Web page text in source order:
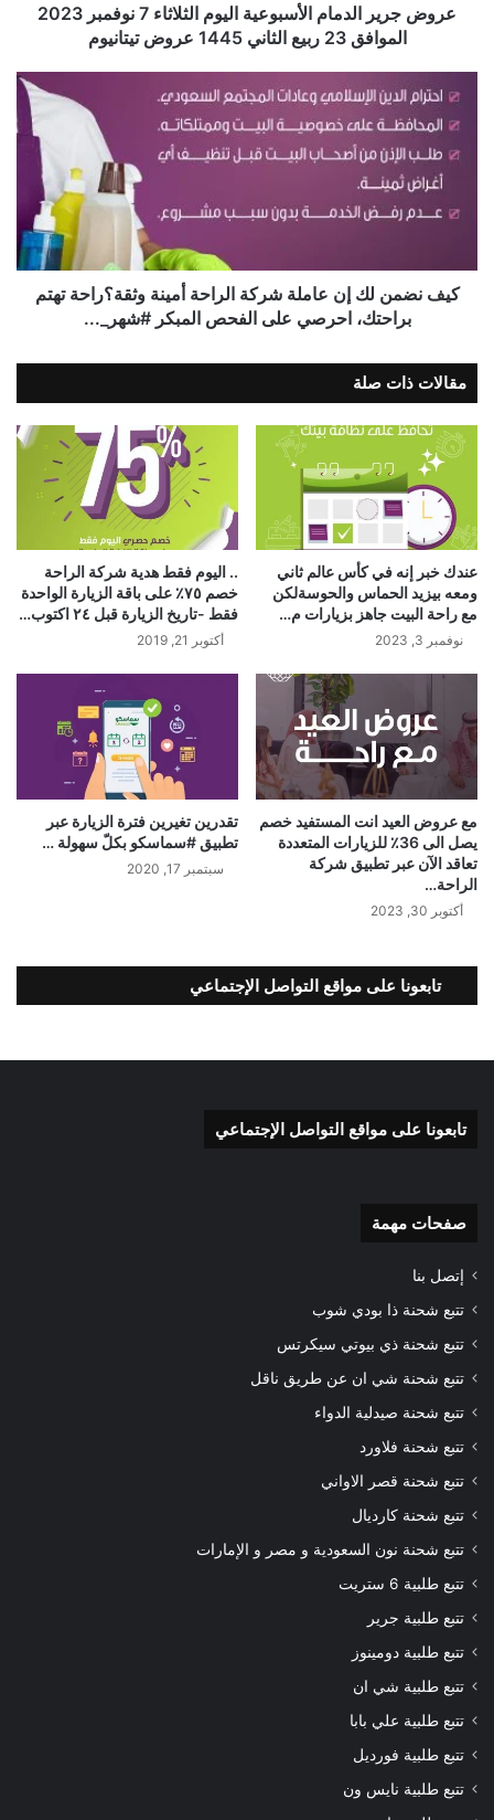
عروض جرير الدمام الأسبوعية اليوم الثلاثاء 7 نوفمبر 2023
الموافق 23 ربيع الثاني 1445 عروض تيتانيوم
كيف نضمن لك إن عاملة شركة الراحة أمينة وثقة؟راحة تهتم
براحتك، احرصي على الفحص المبكر #شهر_...
مقالات ذات صلة
عندك خبر إنه في كأس عالم ثاني
ومعه بيزيد الحماس والحوسةلكن
مع راحة البيت جاهز بزيارات م…
نوفمبر 3, 2023
.. اليوم فقط هدية شركة الراحة
خصم ٧٥٪ على باقة الزيارة الواحدة
فقط -تاريخ الزيارة قبل ٢٤ اكتوب…
أكتوبر 21, 2019
مع عروض العيد انت المستفيد خصم
يصل الى 36٪؜ للزيارات المتعددة
تعاقد الآن عبر تطبيق شركة
الراحة…
أكتوبر 30, 2023
تقدرين تغيرين فترة الزيارة عبر
تطبيق #سماسكو بكلّ سهولة …
سبتمبر 17, 2020
تابعونا على مواقع التواصل الإجتماعي
تابعونا على مواقع التواصل الإجتماعي
صفحات مهمة
إتصل بنا
تتبع شحنة ذا بودي شوب
تتبع شحنة ذي بيوتي سيكرتس
تتبع شحنة شي ان عن طريق ناقل
تتبع شحنة صيدلية الدواء
تتبع شحنة فلاورد
تتبع شحنة قصر الاواني
تتبع شحنة كارديال
تتبع شحنة نون السعودية و مصر و الإمارات
تتبع طلبية 6 ستريت
تتبع طلبية جرير
تتبع طلبية دومينوز
تتبع طلبية شي ان
تتبع طلبية علي بابا
تتبع طلبية فورديل
تتبع طلبية نايس ون